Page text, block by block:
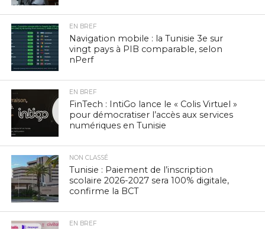
EN BREF
Navigation mobile : la Tunisie 3e sur
vingt pays à PIB comparable, selon
nPerf
EN BREF
FinTech : IntiGo lance le « Colis Virtuel »
pour démocratiser l’accès aux services
numériques en Tunisie
NON CLASSÉ
Tunisie : Paiement de l’inscription
scolaire 2026-2027 sera 100% digitale,
confirme la BCT
EN BREF